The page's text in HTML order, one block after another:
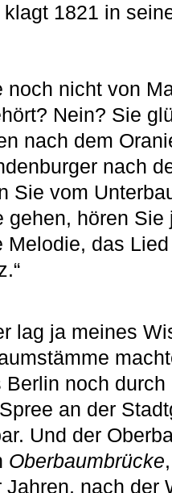
1821 in
noch nicht von
Nein? Sie
nach dem
nach
Sie vom
gehen, hören
Melodie, das
lag ja meines
noch
an der
Und der
Oberbaumbrücke
nach der